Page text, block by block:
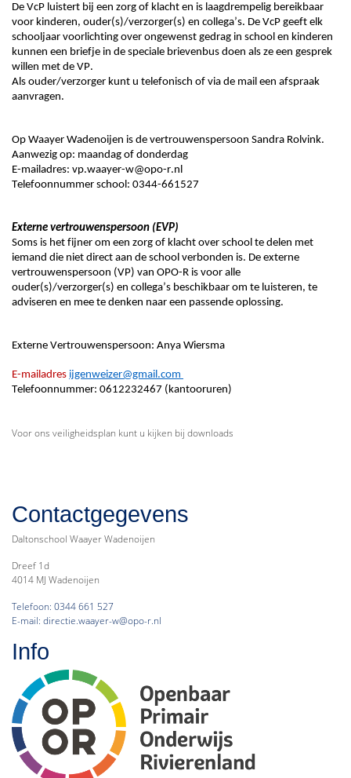
De VcP luistert bij een zorg of klacht en is laagdrempelig bereikbaar
voor kinderen, ouder(s)/verzorger(s) en collega’s. De VcP geeft elk
schooljaar voorlichting over ongewenst gedrag in school en kinderen
kunnen een briefje in de speciale brievenbus doen als ze een gesprek
willen met de VP.
Als ouder/verzorger kunt u telefonisch of via de mail een afspraak
aanvragen.
Op Waayer Wadenoijen is de vertrouwenspersoon Sandra Rolvink.
Aanwezig op: maandag of donderdag
E-mailadres: vp.waayer-w@opo-r.nl
Telefoonnummer school: 0344-661527
Externe vertrouwenspersoon (EVP)
Soms is het fijner om een zorg of klacht over school te delen met
iemand die niet direct aan de school verbonden is. De externe
vertrouwenspersoon (VP) van OPO-R is voor alle
ouder(s)/verzorger(s) en collega’s beschikbaar om te luisteren, te
adviseren en mee te denken naar een passende oplossing.
Externe Vertrouwenspersoon: Anya Wiersma
E-mailadres ijgenweizer@gmail.com
Telefoonnummer: 0612232467 (kantooruren)
Voor ons veiligheidsplan kunt u kijken bij downloads
Contactgegevens
Daltonschool Waayer Wadenoijen
Dreef 1d
4014 MJ Wadenoijen
Telefoon: 0344 661 527
E-mail: directie.waayer-w@opo-r.nl
Info